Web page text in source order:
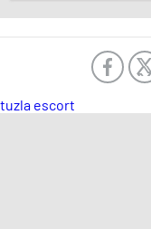
tuzla escort